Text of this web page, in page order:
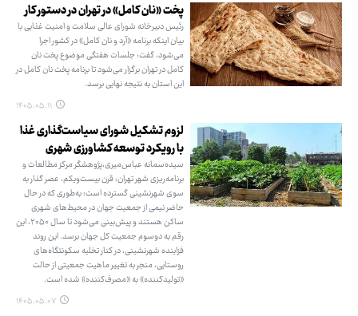
پخت «نان کامل» در تهران در دستور کار
رئیس دبیرخانه شورای عالی سلامت و امنیت غذایی با
بیان اینکه برنامه «آرد و نان کامل» در کشور اجرا
می‌شود، گفت: جلسات هفتگی موضوع پخت نان
کامل در تهران برگزار می‌شود تا برنامه پخت نان کامل در
این استان به نتیجه نهایی برسد.
۱۴۰۵.۰۵.۱۱
لزوم تشکیل شورای سیاست‌گذاری غذا
با رویکرد توسعه کشاورزی شهری
سیده‌سمانه عباس‌میری،پژوهشگر مرکز مطالعات و
برنامه‌ریزی شهر تهران: قرن بیست‌ویکم، عصر گذار به
سوی شهرنشینی گسترده است؛ به‌طوری که در حال
حاضر نیمی از جمعیت جهان در محیط‌های شهری
ساکن هستند و پیش‌بینی می‌شود تا سال ۲۰۵۰، این
رقم به دوسوم جمعیت کل جهان برسد. این روند
فزاینده شهرنشینی، در کنار تخلیه سکونتگاه‌های
روستایی، منجر به تغییر ماهیت جمعیتی از حالت
«تولیدکننده» به «مصرف‌کننده» شده است.
۱۴۰۵.۰۵.۰۷